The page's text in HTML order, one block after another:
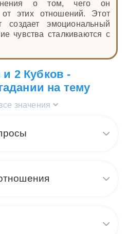
о том, чего он
от этих отношений. Этот
создает эмоциональный
чувства сталкиваются с
и 2 Кубков -
на тему
значения
в общих раскладах
тогда как 7